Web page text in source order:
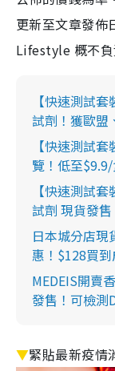
更新至文章發佈
Lifestyle 概不
【快速測試
試劑！獲歐盟
【快速測試
覽！低至
【快速測試
試劑 現貨發
日本城分店現
惠！$128買
MEDEIS開賣
發售！可檢
▼緊貼最新疫情